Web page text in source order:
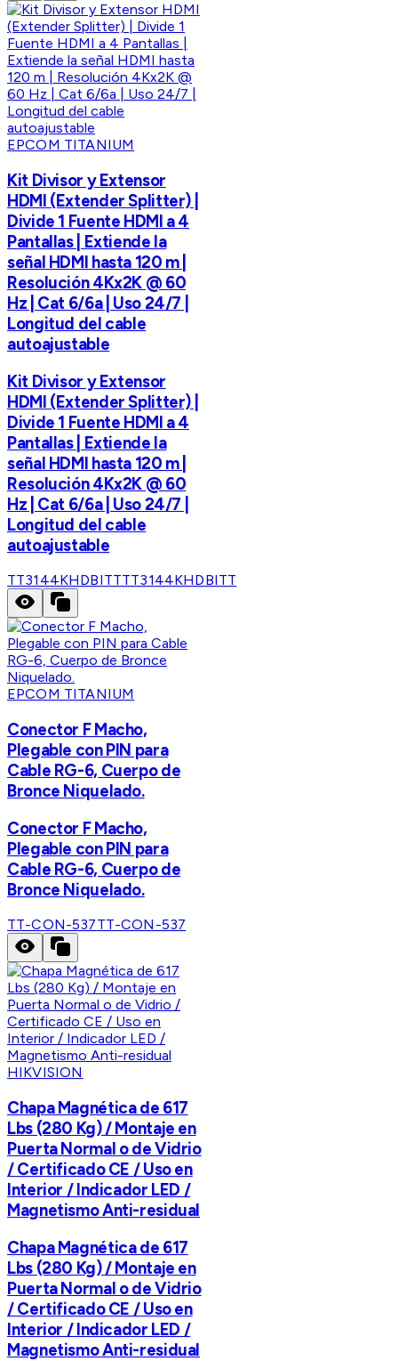
EPCOM TITANIUM
Kit Divisor y Extensor
HDMI (Extender Splitter) |
Divide 1 Fuente HDMI a 4
Pantallas | Extiende la
señal HDMI hasta 120 m |
Resolución 4Kx2K @ 60
Hz | Cat 6/6a | Uso 24/7 |
Longitud del cable
autoajustable
Kit Divisor y Extensor
HDMI (Extender Splitter) |
Divide 1 Fuente HDMI a 4
Pantallas | Extiende la
señal HDMI hasta 120 m |
Resolución 4Kx2K @ 60
Hz | Cat 6/6a | Uso 24/7 |
Longitud del cable
autoajustable
TT3144KHDBITTTT3144KHDBITT
EPCOM TITANIUM
Conector F Macho,
Plegable con PIN para
Cable RG-6, Cuerpo de
Bronce Niquelado.
Conector F Macho,
Plegable con PIN para
Cable RG-6, Cuerpo de
Bronce Niquelado.
TT-CON-537TT-CON-537
HIKVISION
Chapa Magnética de 617
Lbs (280 Kg) / Montaje en
Puerta Normal o de Vidrio
/ Certificado CE / Uso en
Interior / Indicador LED /
Magnetismo Anti-residual
Chapa Magnética de 617
Lbs (280 Kg) / Montaje en
Puerta Normal o de Vidrio
/ Certificado CE / Uso en
Interior / Indicador LED /
Magnetismo Anti-residual